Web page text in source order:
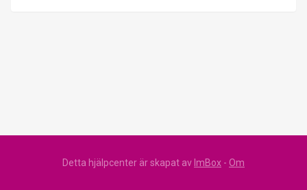
Detta hjälpcenter är skapat av ImBox - Om